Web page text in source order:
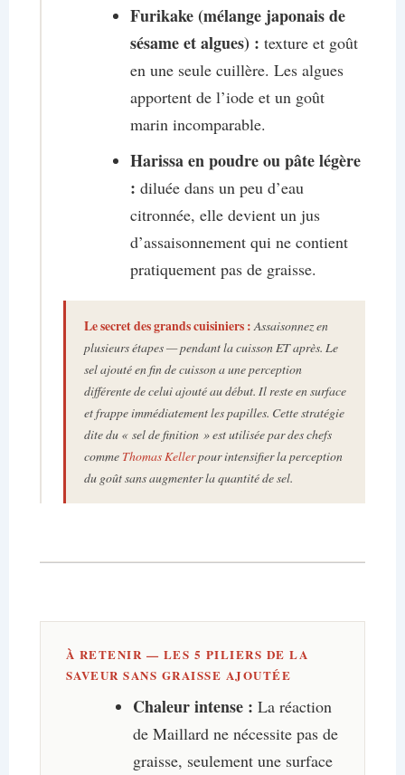
Furikake (mélange japonais de
sésame et algues) : texture et goût
en une seule cuillère. Les algues
apportent de l’iode et un goût
marin incomparable.
Harissa en poudre ou pâte légère
: diluée dans un peu d’eau
citronnée, elle devient un jus
d’assaisonnement qui ne contient
pratiquement pas de graisse.
Le secret des grands cuisiniers :Assaisonnez en
plusieurs étapes — pendant la cuisson ET après. Le
sel ajouté en fin de cuisson a une perception
différente de celui ajouté au début. Il reste en surface
et frappe immédiatement les papilles. Cette stratégie
dite du « sel de finition » est utilisée par des chefs
comme Thomas Kellerpour intensifier la perception
du goût sans augmenter la quantité de sel.
À RETENIR — LES 5 PILIERS DE LA
SAVEUR SANS GRAISSE AJOUTÉE
Chaleur intense : La réaction
de Maillard ne nécessite pas de
graisse, seulement une surface